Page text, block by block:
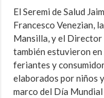
El Seremi de Salud
Francesco Venezian,
Mansilla, y el Director
también estuvieron
feriantes y
elaborados por niños
marco del Día